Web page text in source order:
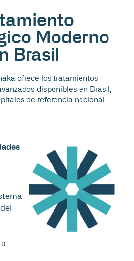
Moderno
Brasil
ofrece los tratamientos
disponibles en Brasil,
de referencia nacional.